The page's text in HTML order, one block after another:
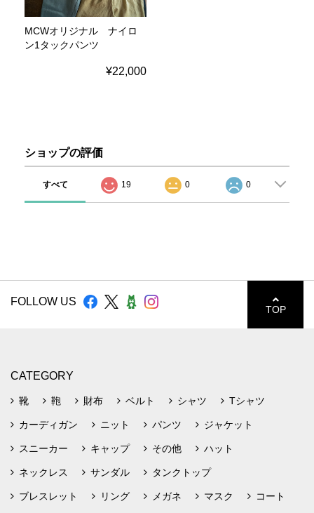
MCWオリジナル ナイロ
ン1タックパンツ
¥22,000
ショップの評価
すべて 19 0 0
FOLLOW US
TOP
CATEGORY
靴 鞄 財布 ベルト シャツ Tシャツ
カーディガン ニット パンツ ジャケット
スニーカー キャップ その他 ハット
ネックレス サンダル タンクトップ
ブレスレット リング メガネ マスク コート